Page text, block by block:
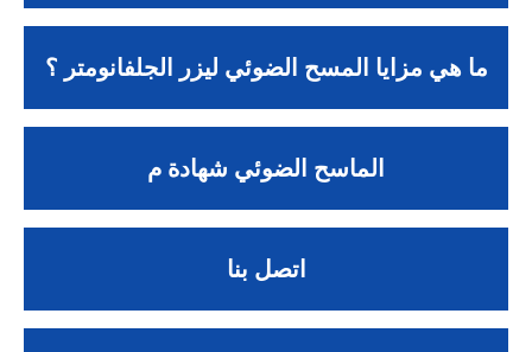
ما هي مزايا المسح الضوئي ليزر الجلفانومتر ؟
الماسح الضوئي شهادة م
اتصل بنا